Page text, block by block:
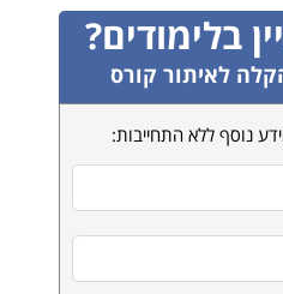
בלימודים?
לאיתור קורס
נוסף ללא התחייבות: